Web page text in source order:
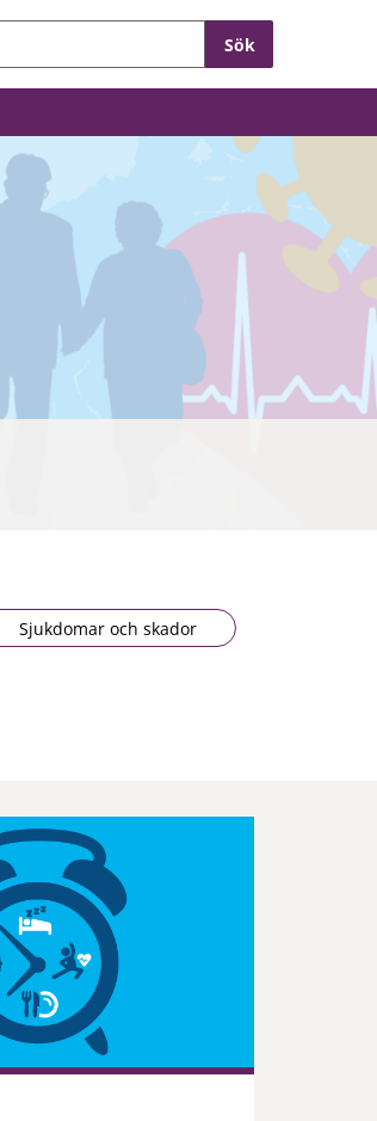
Sjukdomar och skador